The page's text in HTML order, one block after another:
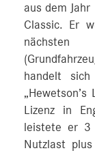
aus dem
Classic. Er
nächsten
handelt
Lizenz in
leistete er 3
Nutzlast